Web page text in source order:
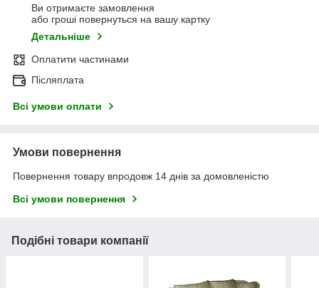
Ви отримаєте замовлення
або гроші повернуться на вашу картку
Детальніше
Оплатити частинами
Післяплата
Всі умови оплати
Умови повернення
Повернення товару впродовж 14 днів за домовленістю
Всі умови повернення
Подібні товари компанії